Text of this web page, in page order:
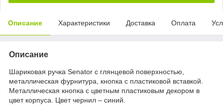
Описание Характеристики Доставка Оплата
Описание
Шариковая ручка Senator c глянцевой поверхностью,
металлическая фурнитура, кнопка с пластиковой вставкой.
Металлическая кнопка с цветным пластиковым декором в
цвет корпуса. Цвет чернил – синий.